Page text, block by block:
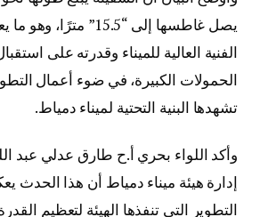
يصل غاطسها إلى “15.5”
الفنية العالية للميناء وقدرته على
الحمولات الكبيرة، في ضوء أعمال
تشهدها البنية التحتية لميناء دمياط.
وأكد اللواء بحري أ.ح طارق عدلي عبد
إدارة هيئة ميناء دمياط أن هذا
التطوير التي تنفذها الهيئة لتعظيم القدرة